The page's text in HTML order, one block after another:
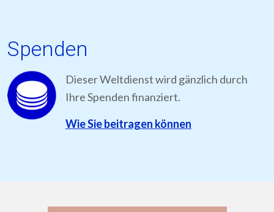
Spenden
Dieser Weltdienst wird gänzlich durch
Ihre Spenden finanziert.
Wie Sie beitragen können